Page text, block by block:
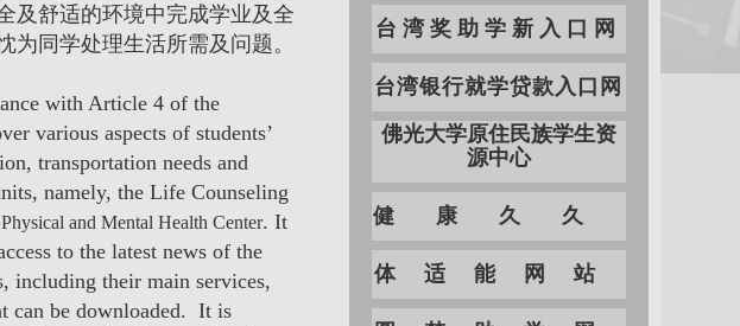
及舒适的环境中完成学业及全
为同学处理生活所需及问题。
with Article 4 of the
various aspects of students’
transportation needs and
namely, the Life Counseling
Physical and Mental Health Center. It
to the latest news of the
including their main services,
can be downloaded. It is
台湾奖助学新入口网
台湾银行就学贷款入口网
佛光大学原住民族学生资
源中心
健康久久
体适能网站